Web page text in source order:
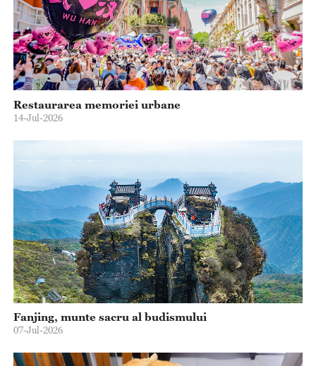
Restaurarea memoriei urbane
14-Jul-2026
Fanjing, munte sacru al budismului
07-Jul-2026